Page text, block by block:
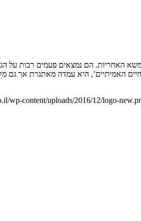
האחריות. הם נמצאים פעמים רבות על
האמיתיים’, היא עמדה מאתגרת אך
wp-content/uploads/2016/12/logo-